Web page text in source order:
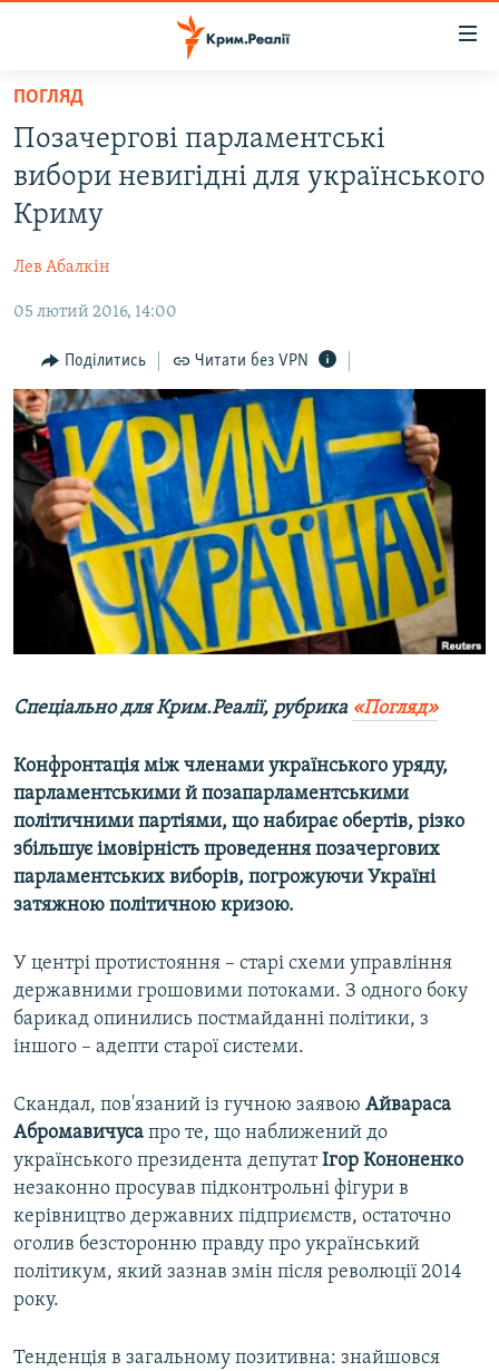
Перейти
основного
матеріалу
Перейти
до
основної
Перейти
пошуку
ВОДА.КРИМ
ВІДЕО ТА ФОТО
БЛОГИ
ПОГЛЯД
ІНТЕРВ'Ю
ВСЕ ЗА ДЕНЬ
СПЕЦПРОЕКТИ
ДЕПОРТАЦІЯ
ВІДЕОУРОКИ «ELIFBE»
СВІДЧЕННЯ ОКУПАЦІЇ
УКРАЇНСЬКА ПРОБЛЕМА КРИМУ
ІНФОГРАФІКА
ЯК ОБІЙТИ БЛОКУВАННЯ
Русский
Qırımtatar
ДОЛУЧАЙСЯ!
ПОГЛЯД
Позачергові парламентські
вибори невигідні для українського
Криму
Лев Абалкін
05 лютий 2016, 14:00
Поділитись Читати без VPN
Спеціально для Крим.Реалії, рубрика «Погляд»
Конфронтація між членами українського уряду,
парламентськими й позапарламентськими
політичними партіями, що набирає обертів, різко
збільшує імовірність проведення позачергових
парламентських виборів, погрожуючи Україні
затяжною політичною кризою.
У центрі протистояння – старі схеми управління
державними грошовими потоками. З одного боку
барикад опинились постмайданні політики, з
іншого – адепти старої системи.
Скандал, пов'язаний із гучною заявою Айвараса
Абромавичуса про те, що наближений до
українського президента депутатІгор Кононенко
незаконно просував підконтрольні фігури в
керівництво державних підприємств, остаточно
оголив безсторонню правду про український
політикум, який зазнав змін після революції 2014
року.
Тенденція в загальному позитивна: знайшовся